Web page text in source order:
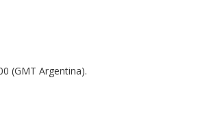
(GMT Argentina).